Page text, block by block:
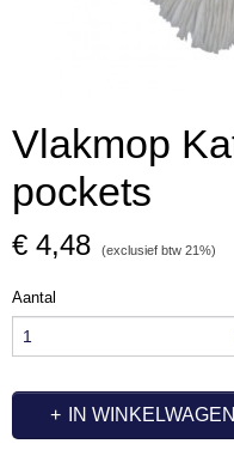
Vlakmop
pockets
€ 4,48 (exclusief btw 21%)
Aantal
IN WINKELWAGEN